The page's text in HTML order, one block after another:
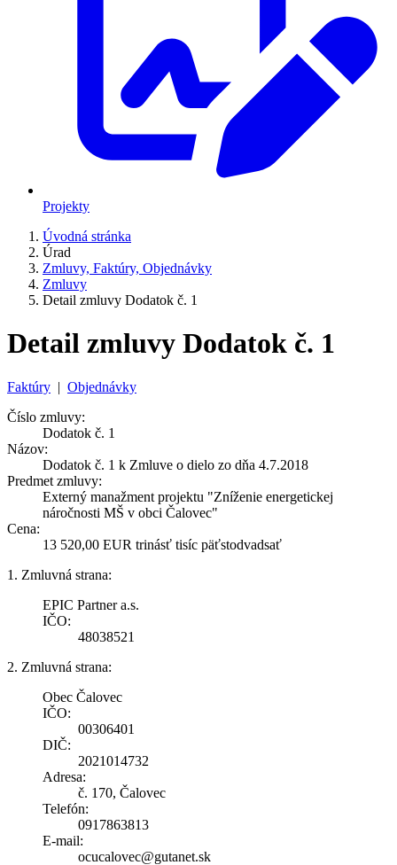
Projekty
Úvodná stránka
Úrad
Zmluvy, Faktúry, Objednávky
Zmluvy
Detail zmluvy Dodatok č. 1
Detail zmluvy Dodatok č. 1
Faktúry | Objednávky
Číslo zmluvy:
Dodatok č. 1
Názov:
Dodatok č. 1 k Zmluve o dielo zo dňa 4.7.2018
Predmet zmluvy:
Externý manažment projektu "Zníženie energetickej
náročnosti MŠ v obci Čalovec"
Cena:
13 520,00 EUR trinásť tisíc päťstodvadsať
1. Zmluvná strana:
EPIC Partner a.s.
IČO:
48038521
2. Zmluvná strana:
Obec Čalovec
IČO:
00306401
DIČ:
2021014732
Adresa:
č. 170, Čalovec
Telefón:
0917863813
E-mail:
ocucalovec@gutanet.sk